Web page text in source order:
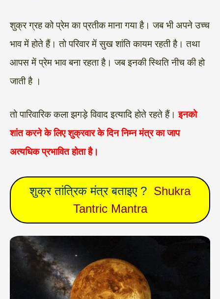
शुक्र ग्रह को प्रेम का प्रतीक माना गया है। जब भी अपने उच्च
भाव में होते हैं। तो परिवार में सुख शांति कायम रहती है। तथा
आपस में प्रेम भाव बना रहता है। जब इनकी स्थिति नीच की हो
जाती है ।
तो पारिवारिक कला झगड़े विवाद इत्यादि होते रहते हैं। इनको
शांत करने के लिए शुक्रवार के दिन निम्न मंत्र का जाप
अत्यधिक प्रभावित होता है।
शुक्र तांत्रिक मंत्र बताइए ? Shukra
Tantric Mantra